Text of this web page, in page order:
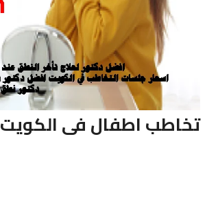
تخاطب اطفال فى الكويت